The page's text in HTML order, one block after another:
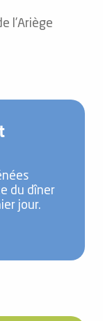
l’Ariège
du dîner
jour.